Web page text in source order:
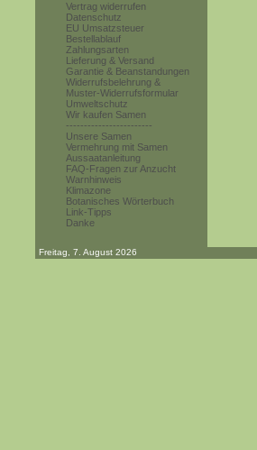
Vertrag widerrufen
Datenschutz
EU Umsatzsteuer
Bestellablauf
Zahlungsarten
Lieferung & Versand
Garantie & Beanstandungen
Widerrufsbelehrung &
Muster-Widerrufsformular
Umweltschutz
Wir kaufen Samen
------------------------
Unsere Samen
Vermehrung mit Samen
Aussaatanleitung
FAQ-Fragen zur Anzucht
Warnhinweis
Klimazone
Botanisches Wörterbuch
Link-Tipps
Danke
Freitag, 7. August 2026